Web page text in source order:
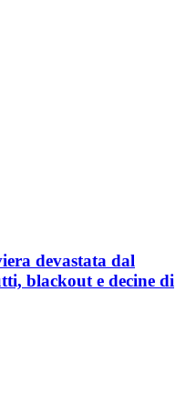
devastata dal
blackout e decine di